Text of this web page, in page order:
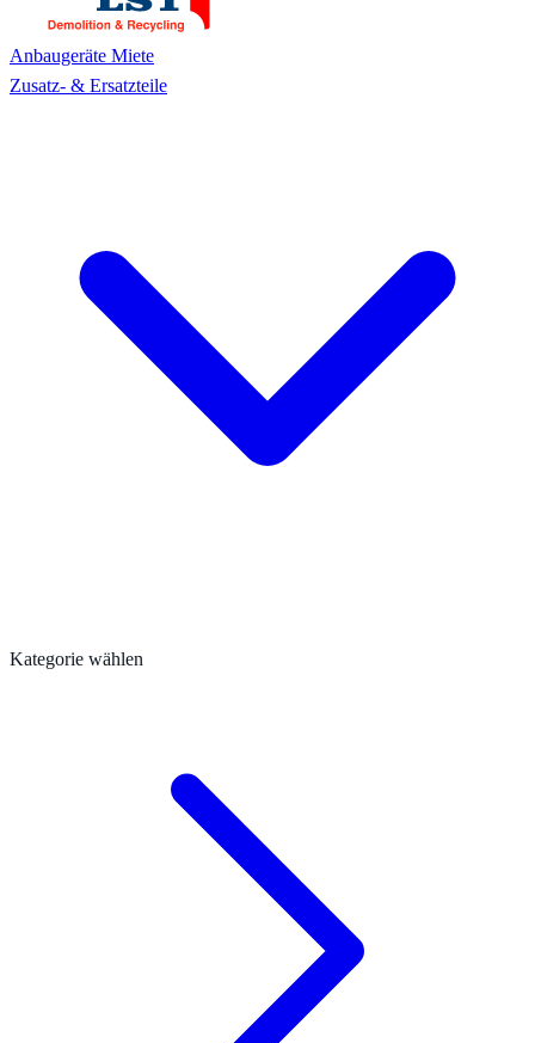
Anbaugeräte Miete
Zusatz- & Ersatzteile
Kategorie wählen